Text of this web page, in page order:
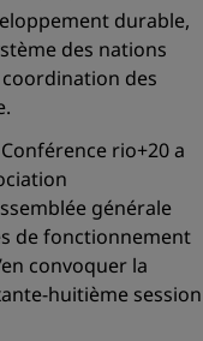
durable,
des nations
des
rio+20 a
générale
de fonctionnement
convoquer la
huitième session